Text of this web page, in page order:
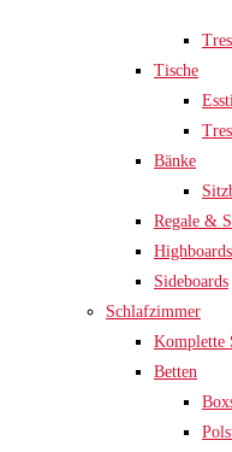
Tische
Bänke
Regale &
Highboards
Sideboards
Schlafzimmer
Komplette
Betten